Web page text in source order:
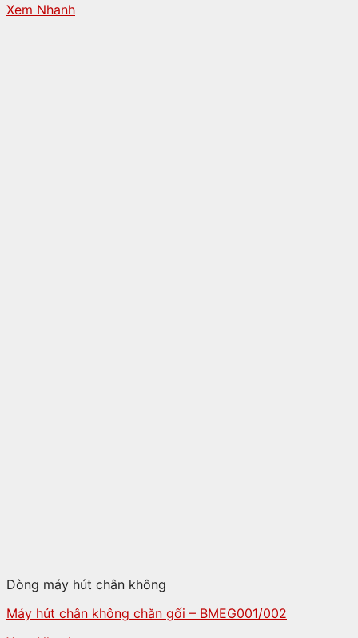
Xem Nhanh
Dòng máy hút chân không
Máy hút chân không chăn gối – BMEG001/002